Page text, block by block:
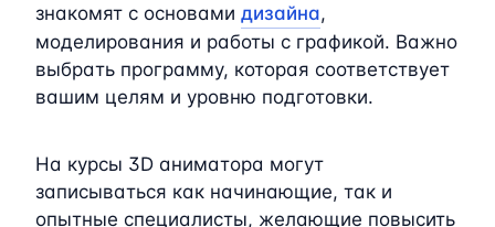
знакомят с основами дизайна,
моделирования и работы с графикой. Важно
выбрать программу, которая соответствует
вашим целям и уровню подготовки.
На курсы 3D аниматора могут
записываться как начинающие, так и
опытные специалисты, желающие повысить